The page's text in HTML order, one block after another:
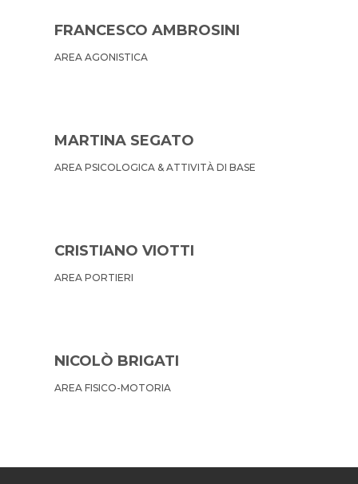
FRANCESCO AMBROSINI
AREA AGONISTICA
MARTINA SEGATO
AREA PSICOLOGICA & ATTIVITÀ DI BASE
CRISTIANO VIOTTI
AREA PORTIERI
NICOLÒ BRIGATI
AREA FISICO-MOTORIA